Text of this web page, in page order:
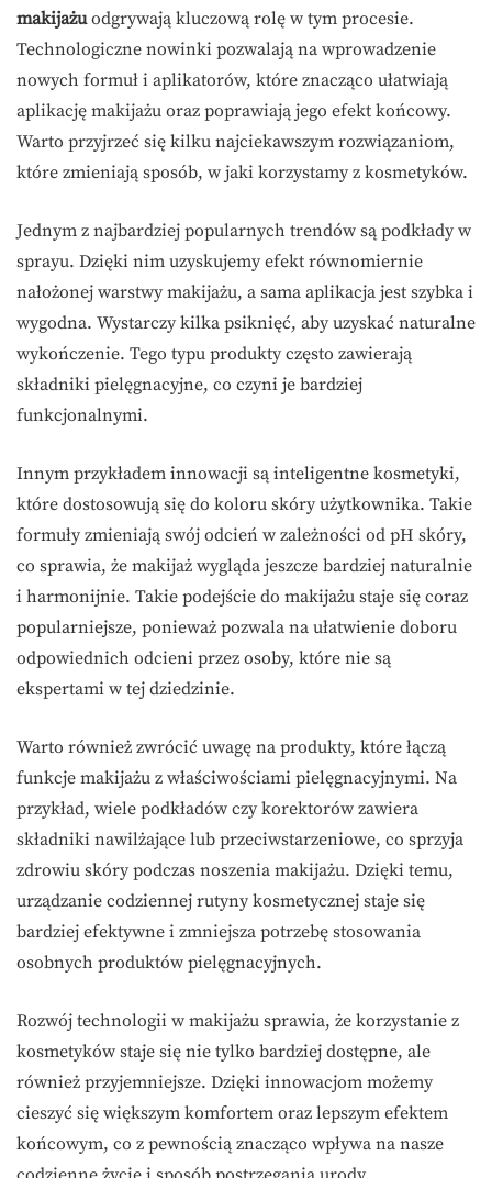
makijażuodgrywają kluczową rolę w tym procesie.
Technologiczne nowinki pozwalają na wprowadzenie
nowych formuł i aplikatorów, które znacząco ułatwiają
aplikację makijażu oraz poprawiają jego efekt końcowy.
Warto przyjrzeć się kilku najciekawszym rozwiązaniom,
które zmieniają sposób, w jaki korzystamy z kosmetyków.
Jednym z najbardziej popularnych trendów są podkłady w
sprayu. Dzięki nim uzyskujemy efekt równomiernie
nałożonej warstwy makijażu, a sama aplikacja jest szybka i
wygodna. Wystarczy kilka psiknięć, aby uzyskać naturalne
wykończenie. Tego typu produkty często zawierają
składniki pielęgnacyjne, co czyni je bardziej
funkcjonalnymi.
Innym przykładem innowacji są inteligentne kosmetyki,
które dostosowują się do koloru skóry użytkownika. Takie
formuły zmieniają swój odcień w zależności od pH skóry,
co sprawia, że makijaż wygląda jeszcze bardziej naturalnie
i harmonijnie. Takie podejście do makijażu staje się coraz
popularniejsze, ponieważ pozwala na ułatwienie doboru
odpowiednich odcieni przez osoby, które nie są
ekspertami w tej dziedzinie.
Warto również zwrócić uwagę na produkty, które łączą
funkcje makijażu z właściwościami pielęgnacyjnymi. Na
przykład, wiele podkładów czy korektorów zawiera
składniki nawilżające lub przeciwstarzeniowe, co sprzyja
zdrowiu skóry podczas noszenia makijażu. Dzięki temu,
urządzanie codziennej rutyny kosmetycznej staje się
bardziej efektywne i zmniejsza potrzebę stosowania
osobnych produktów pielęgnacyjnych.
Rozwój technologii w makijażu sprawia, że korzystanie z
kosmetyków staje się nie tylko bardziej dostępne, ale
również przyjemniejsze. Dzięki innowacjom możemy
cieszyć się większym komfortem oraz lepszym efektem
końcowym, co z pewnością znacząco wpływa na nasze